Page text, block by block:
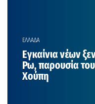
ΕΛΛΑΔΑ
Εγκαίνια νέων
Ρω, παρουσία
Χούπη